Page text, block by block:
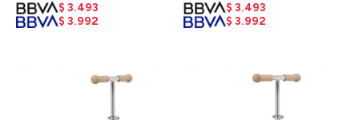
$ 3.493
$ 3.992
$ 3.493
$ 3.992